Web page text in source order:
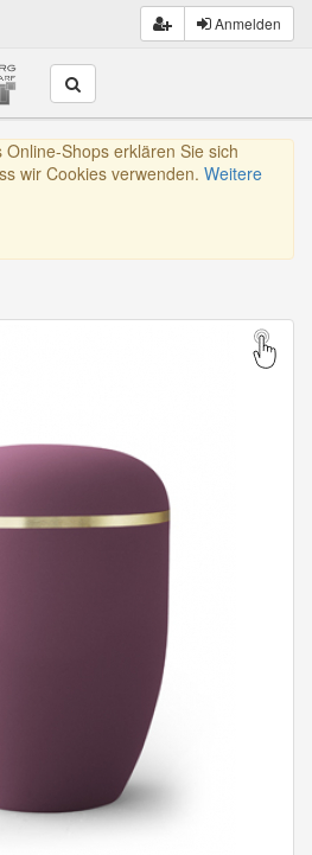
Anmelden
Shops erklären Sie sich
wir Cookies verwenden. Weitere